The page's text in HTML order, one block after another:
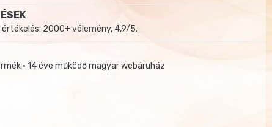
értékelés: 2000+ vélemény, 4,9/5.
• 14 éve működő magyar webáruház